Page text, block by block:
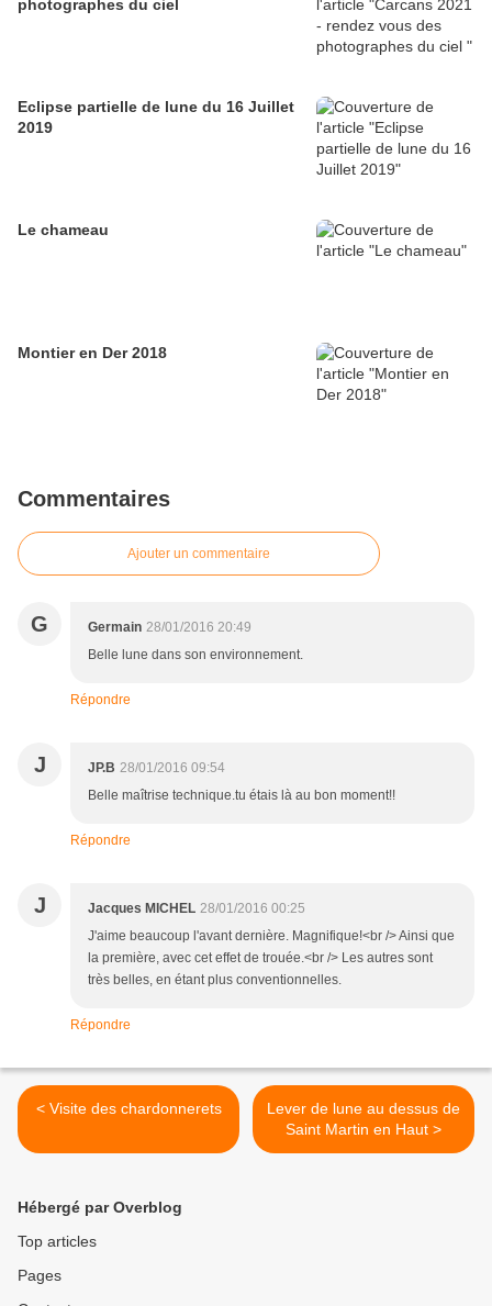
photographes du ciel
Eclipse partielle de lune du 16 Juillet
2019
Le chameau
Montier en Der 2018
Commentaires
Ajouter un commentaire
G Germain 28/01/2016 20:49
Belle lune dans son environnement.
Répondre
J JP.B 28/01/2016 09:54
Belle maîtrise technique.tu étais là au bon moment!!
Répondre
J Jacques MICHEL 28/01/2016 00:25
J'aime beaucoup l'avant dernière. Magnifique!<br /> Ainsi que
la première, avec cet effet de trouée.<br /> Les autres sont
très belles, en étant plus conventionnelles.
Répondre
< Visite des chardonnerets
Lever de lune au dessus de
Saint Martin en Haut >
Hébergé par Overblog
Top articles
Pages